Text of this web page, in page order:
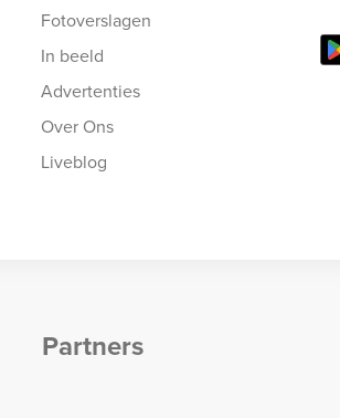
Fotoverslagen
In beeld
Advertenties
Over Ons
Liveblog
Partners